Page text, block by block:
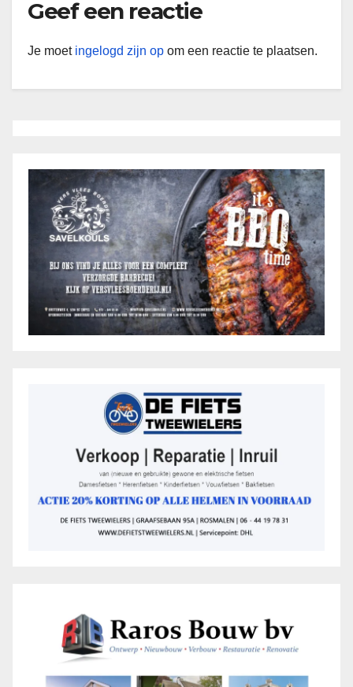
Geef een reactie
Je moet ingelogd zijn op om een reactie te plaatsen.